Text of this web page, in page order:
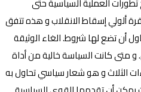
ينتقل للفقرة ألولي إسقاط الانقلاب و هذه تتفق
أن تضع لها شروط. الغاء الوثيقة
متى كانت السياسة خالية من أداة
الثلاث و هو شعار سياسي تحاول به